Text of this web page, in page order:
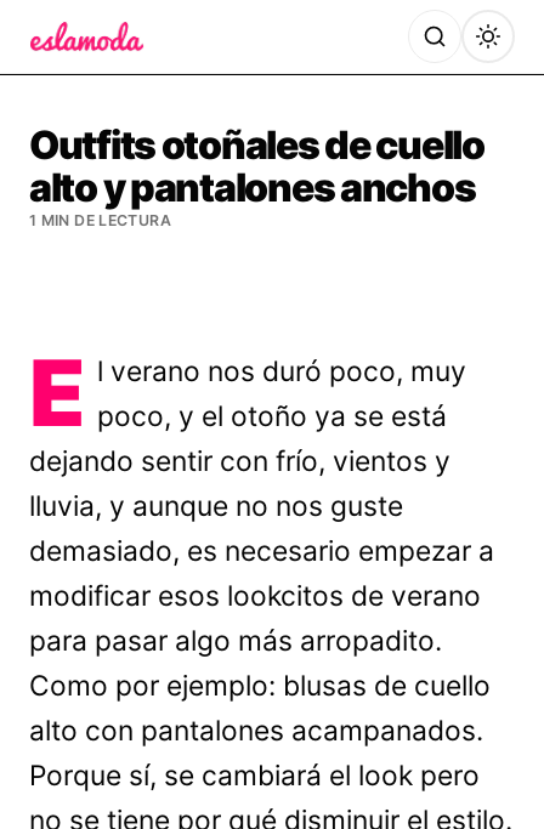
Outfits otoñales de cuello
alto y pantalones anchos
1 MIN DE LECTURA
E l verano nos duró poco, muy
poco, y el otoño ya se está
dejando sentir con frío, vientos y
lluvia, y aunque no nos guste
demasiado, es necesario empezar a
modificar esos lookcitos de verano
para pasar algo más arropadito.
Como por ejemplo: blusas de cuello
alto con pantalones acampanados.
Porque sí, se cambiará el look pero
no se tiene por qué disminuir el estilo.